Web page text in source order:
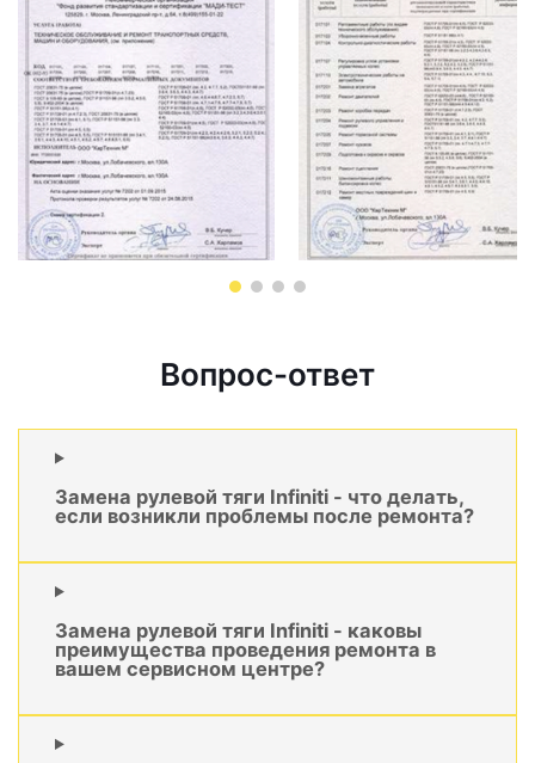
Вопрос-ответ
Замена рулевой тяги Infiniti - что делать,
если возникли проблемы после ремонта?
Замена рулевой тяги Infiniti - каковы
преимущества проведения ремонта в
вашем сервисном центре?